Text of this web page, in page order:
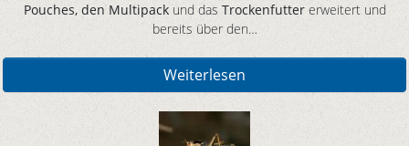
Pouches, den Multipackund das Trockenfuttererweitert und
bereits über den…
Weiterlesen